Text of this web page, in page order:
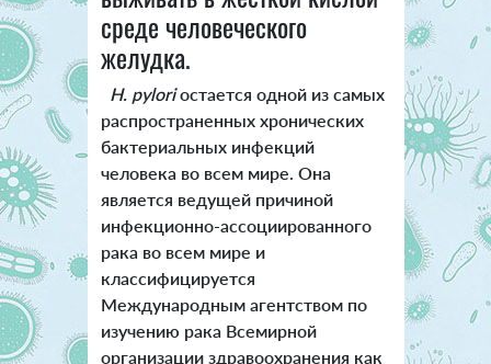
среде человеческого
желудка.
H. pyloriостается одной из самых
распространенных хронических
бактериальных инфекций
человека во всем мире. Она
является ведущей причиной
инфекционно-ассоциированного
рака во всем мире и
классифицируется
Международным агентством по
изучению рака Всемирной
организации здравоохранения как